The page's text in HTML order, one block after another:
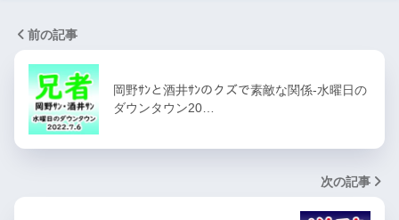
前の記事
岡野ｻﾝと酒井ｻﾝのクズで素敵な関係-水曜日の
ダウンタウン20…
次の記事